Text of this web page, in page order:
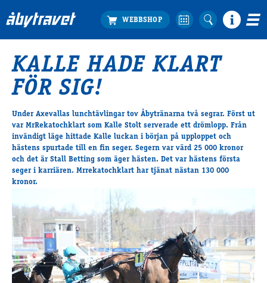
Köp biljett
Travprogrammet
Bra att veta
Restauranger
Catering by Lyon
Hotell nära oss
Nybörjar­guide
Tävlingsdagar
Travkonferens
KALLE HADE KLART
FÖR SIG!
Under Axevallas lunchtävlingar tov Åbytränarna två segrar. Först ut
var MrRekatochklart som Kalle Stolt serverade ett drömlopp. Från
invändigt läge hittade Kalle luckan i början på upploppet och
hästens spurtade till en fin seger. Segern var värd 25 000 kronor
och det är Stall Betting som äger hästen. Det var hästens första
seger i karriären. Mrrekatochklart har tjänat nästan 130 000
kronor.